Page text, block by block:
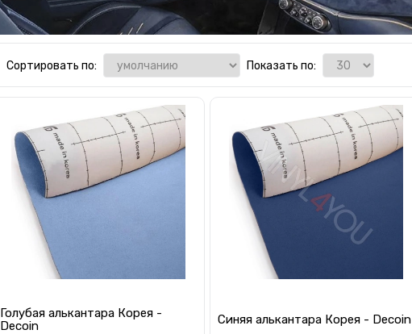
Сортировать по: Показать по:
Голубая алькантара Корея -
Decoin
Синяя алькантара Корея - Decoin